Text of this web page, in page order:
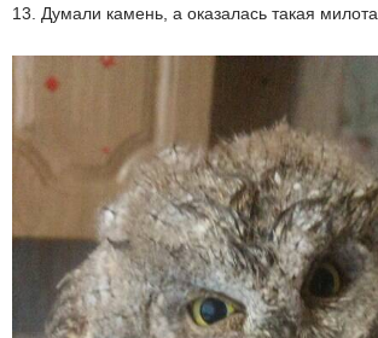
13. Думали камень, а оказалась такая милота